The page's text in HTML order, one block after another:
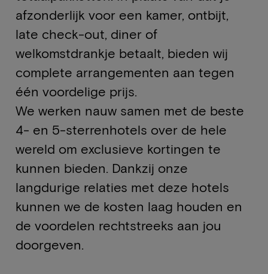
afzonderlijk voor een kamer, ontbijt,
late check-out, diner of
welkomstdrankje betaalt, bieden wij
complete arrangementen aan tegen
één voordelige prijs.
We werken nauw samen met de beste
4- en 5-sterrenhotels over de hele
wereld om exclusieve kortingen te
kunnen bieden. Dankzij onze
langdurige relaties met deze hotels
kunnen we de kosten laag houden en
de voordelen rechtstreeks aan jou
doorgeven.